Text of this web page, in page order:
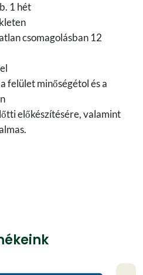
1 hét
csomagolásban 12
minőségétol és a
előkészítésére, valamint